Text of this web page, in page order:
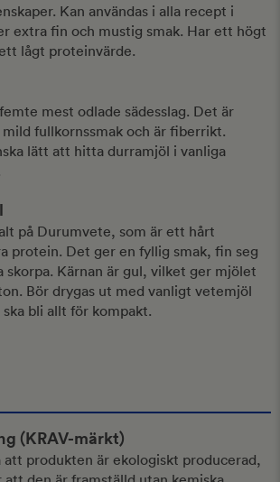
Kan användas i alla recept i
extra fin och mustig smak. Har ett högt
lågt proteinvärde.
mest odlade sädesslag. Det är
fullkornssmak och är fiberrikt.
lätt att hitta durramjöl i vanliga
på Durumvete, som är ett hårt
protein. Det ger en fyllig smak, fin seg
skorpa. Kärnan är gul, vilket ger mjölet
Bör drygas ut med vanligt vetemjöl
bli allt för kompakt.
(KRAV-märkt)
att produkten är ekologiskt producerad,